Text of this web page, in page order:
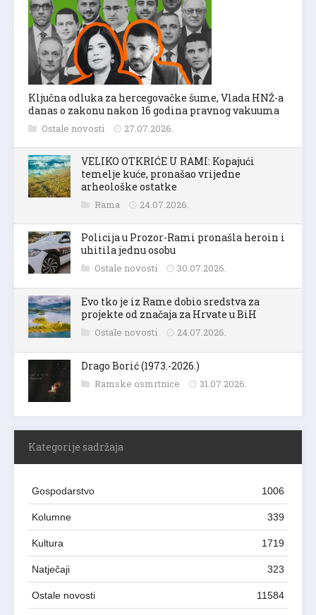
Ključna odluka za hercegovačke šume, Vlada HNŽ-a
danas o zakonu nakon 16 godina pravnog vakuuma
Ostale novosti 27.07.2026.
VELIKO OTKRIĆE U RAMI: Kopajući
temelje kuće, pronašao vrijedne
arheološke ostatke
Rama 24.07.2026.
Policija u Prozor-Rami pronašla heroin i
uhitila jednu osobu
Ostale novosti 30.07.2026.
Evo tko je iz Rame dobio sredstva za
projekte od značaja za Hrvate u BiH
Ostale novosti 24.07.2026.
Drago Borić (1973.-2026.)
Ramske osmrtnice 31.07.2026.
Kategorije sadržaja
Gospodarstvo 1006
Kolumne 339
Kultura 1719
Natječaji 323
Ostale novosti 11584